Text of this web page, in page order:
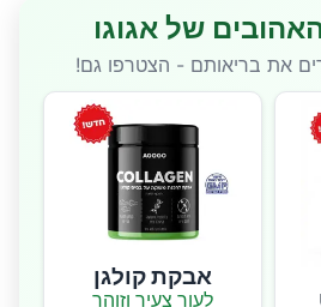
של אגוגו
את בריאותם - הצטרפו גם!
אבקת קולגן
לעור צעיר וזוהר